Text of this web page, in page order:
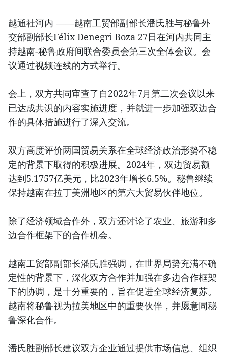
越通社河内 ——越南工贸部副部长潘氏胜与秘鲁外
交部副部长Félix Denegri Boza 27日在河内共同主
持越南-秘鲁政府间联合委员会第三次全体会议。会
议通过视频连线的方式举行。
会上，双方共同审查了自2022年7月第二次会议以来
已达成共识的内容实施进度，并就进一步加强双边合
作的具体措施进行了深入交流。
双方高度评价两国贸易关系在全球经济政治形势不稳
定的背景下取得的积极进展。2024年，双边贸易额
达到5.1757亿美元，比2023年增长6.5%。秘鲁继续
保持越南在拉丁美洲地区的第六大贸易伙伴地位。
除了经济领域合作外，双方还讨论了农业、旅游和多
边合作框架下的合作机会。
越南工贸部副部长潘氏胜强调，在世界局势充满不确
定性的背景下，深化双方合作并加强在多边合作框架
下的协调，是十分重要的，旨在促进全球经济复苏。
越南将秘鲁视为拉美地区中的重要伙伴，并愿意同秘
鲁深化合作。
潘氏胜副部长建议双方企业通过提供市场信息、组织